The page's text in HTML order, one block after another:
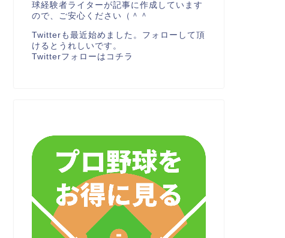
球経験者ライターが記事に作成しています
ので、ご安心ください（＾＾
Twitterも最近始めました。フォローして頂
けるとうれしいです。
Twitterフォローは コチラ